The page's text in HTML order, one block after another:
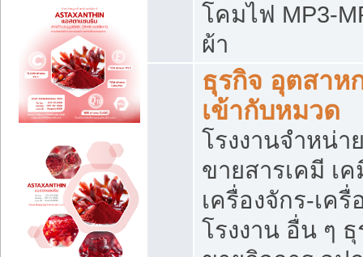
โคมไฟ MP3-
ผ้า
ธุรกิจ อุตสาห
เข้ากับหมวด
โรงงานจำหน่
ขายสารเคมี เ
เครื่องจักร-เค
โรงงาน อื่น ๆ